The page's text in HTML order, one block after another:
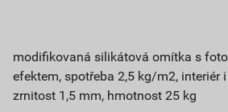
modifikovaná silikátová omítka s
efektem, spotřeba 2,5 kg/m2, interiér
zrnitost 1,5 mm, hmotnost 25 kg